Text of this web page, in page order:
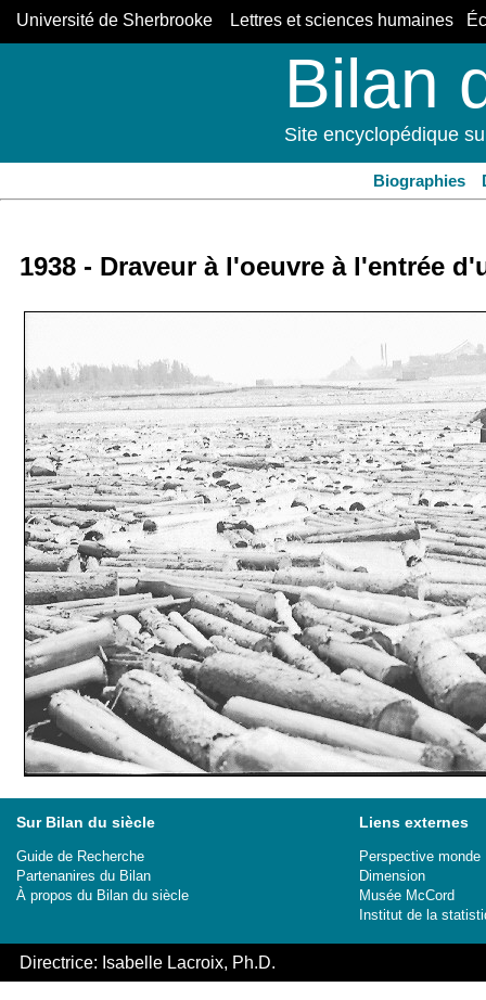
Université de Sherbrooke Lettres et sciences humaines
Bilan
Site encyclopédique
Biographies
1938 - Draveur à l'oeuvre à l'entrée
Sur Bilan du siècle
Guide de Recherche
Partenanires du Bilan
À propos du Bilan du siècle
Liens externes
Perspective monde
Dimension
Musée McCord
Institut de la
Directrice: Isabelle Lacroix, Ph.D.